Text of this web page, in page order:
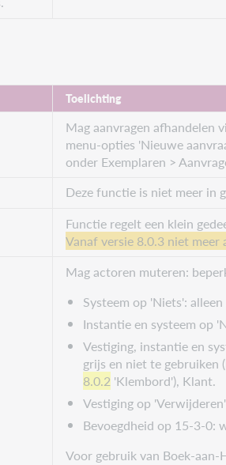
Toelichting
Mag aanvragen afhandelen
menu-opties 'Nieuwe
onder Exemplaren >
Deze functie is niet meer in
Functie regelt een klein
Vanaf versie 8.0.3 niet
Mag actoren muteren:
Systeem op 'Niets':
Instantie en systeem op
Vestiging, instantie en
grijs en niet te gebruiken
8.0.2 'Klembord'), Klant.
Vestiging op
Bevoegdheid op 15-3-0:
Voor gebruik van Boek-